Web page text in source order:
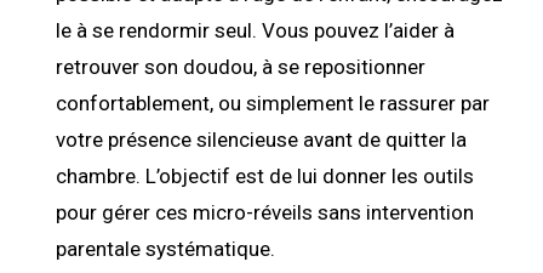
le à se rendormir seul. Vous pouvez l’aider à
retrouver son doudou, à se repositionner
confortablement, ou simplement le rassurer par
votre présence silencieuse avant de quitter la
chambre. L’objectif est de lui donner les outils
pour gérer ces micro-réveils sans intervention
parentale systématique.